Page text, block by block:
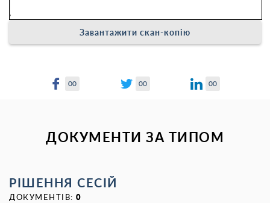
Завантажити скан-копію
00 00 00
ДОКУМЕНТИ ЗА ТИПОМ
РІШЕННЯ СЕСІЙ
ДОКУМЕНТІВ: 0